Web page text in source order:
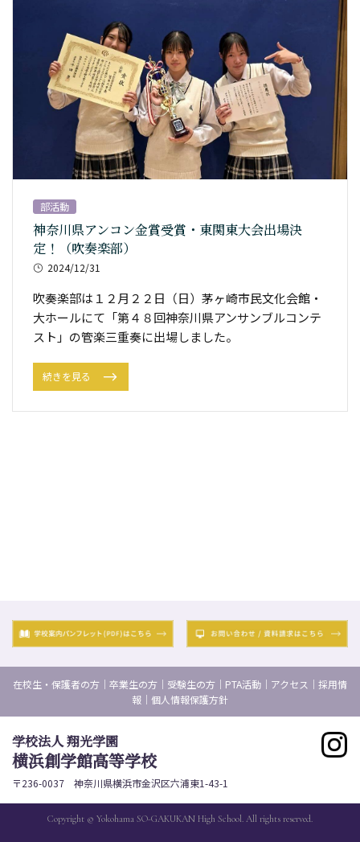
部活動
神奈川県アンコン金賞受賞・東関東大会出場決
定！（吹奏楽部）
2024/12/31
吹奏楽部は１２月２２日（日）茅ヶ崎市民文化会館・
大ホールにて「第４８回神奈川県アンサンブルコンテ
スト」の管楽三重奏に出場しました。
続きを見る
在校生・保護者の方 ｜ 卒業生の方 ｜ 受験生の方 ｜ PTA活動 ｜ アクセス ｜ 採用情
報 ｜ 個人情報保護方針
学校法人 翔光学園
横浜創学館高等学校
〒236-0037 神奈川県横浜市金沢区六浦東1-43-1
Copyright © Yokohama SO-GAKUKAN High School. All rights reserved.